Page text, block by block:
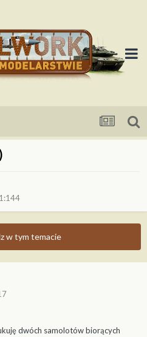
w tym temacie
dwóch samolotów biorących